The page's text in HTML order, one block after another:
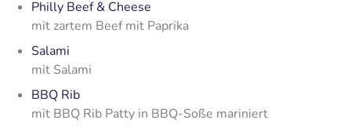
Philly Beef & Cheese
mit zartem Beef mit Paprika
Salami
mit Salami
BBQ Rib
mit BBQ Rib Patty in BBQ-Soße mariniert